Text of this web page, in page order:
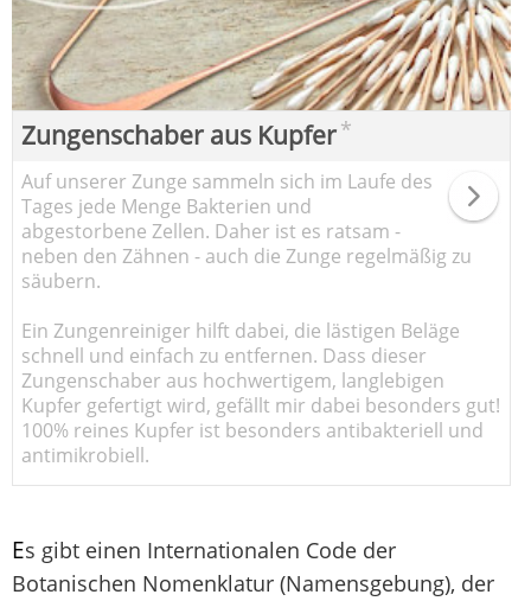
Zungenschaber aus Kupfer*
Auf unserer Zunge sammeln sich im Laufe des
Tages jede Menge Bakterien und
abgestorbene Zellen. Daher ist es ratsam -
neben den Zähnen - auch die Zunge regelmäßig zu
säubern.
Ein Zungenreiniger hilft dabei, die lästigen Beläge
schnell und einfach zu entfernen. Dass dieser
Zungenschaber aus hochwertigem, langlebigen
Kupfer gefertigt wird, gefällt mir dabei besonders gut!
100% reines Kupfer ist besonders antibakteriell und
antimikrobiell.
Es gibt einen Internationalen Code der
Botanischen Nomenklatur (Namensgebung), der